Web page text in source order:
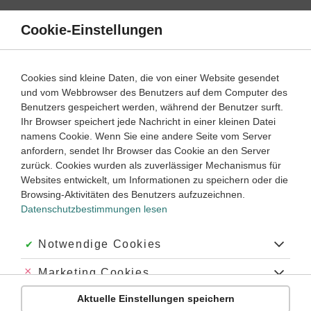
Direkt
Inhalt
Bildbeschreibung einfach erklärt
Klassenstufe: 5 6 7 8 9 10 Oberstufe
Was muss eine Bildbeschreibung auf Englisch enthalten?
Was man für eine gute Bildbeschreibung auf Englisch wissen sollte
Welche Vokabeln sind wichtig für eine Bildbeschreibung?
Bildbeschreibungen auf Englisch – Beispiele
Was muss eine Bildbeschreibung auf Englisch enthalten?
Cookie-Einstellungen
Cookies sind kleine Daten, die von einer Website gesendet
und vom Webbrowser des Benutzers auf dem Computer des
Benutzers gespeichert werden, während der Benutzer surft.
Ihr Browser speichert jede Nachricht in einer kleinen Datei
namens Cookie. Wenn Sie eine andere Seite vom Server
anfordern, sendet Ihr Browser das Cookie an den Server
zurück. Cookies wurden als zuverlässiger Mechanismus für
Websites entwickelt, um Informationen zu speichern oder die
Browsing-Aktivitäten des Benutzers aufzuzeichnen.
Datenschutzbestimmungen lesen
Akzeptiert:
Notwendige Cookies
Abgelehnt:
Marketing Cookies
Abgelehnt:
Personalisierungs-Cookies
Aktuelle Einstellungen speichern